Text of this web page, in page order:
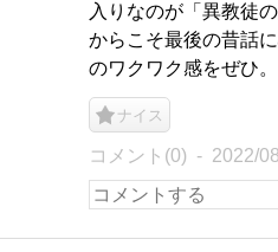
入りなのが「異教徒
からこそ最後の昔話
のワクワク感をぜひ。
ナイス
コメント(0) 2022/